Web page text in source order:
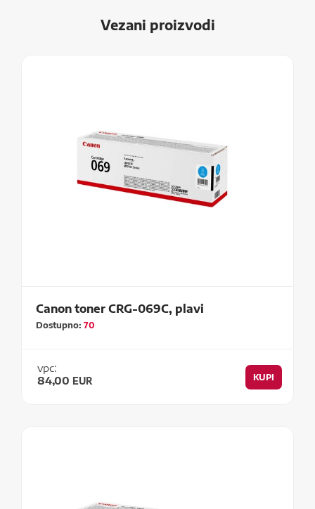
Vezani proizvodi
Canon toner CRG-069C, plavi
Dostupno:70
vpc:
84,00 EUR KUPI